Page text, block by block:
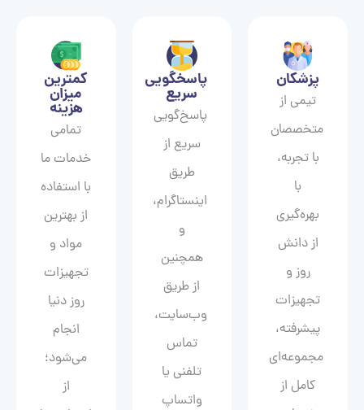
پزشکان
تیمی از
متخصصان
با تجربه،
با
بهره‌گیری
از دانش
روز و
تجهیزات
پیشرفته،
مجموعه‌ای
کامل از
پاسخگویی
سریع
پاسخ‌گویی
سریع از
طریق
اینستاگرام،
و
همچنین
از طریق
وب‌سایت،
تماس
تلفنی یا
واتساپ
کمترین
میزان
هزینه
تمامی
خدمات ما
با استفاده
از بهترین
مواد و
تجهیزات
روز دنیا
انجام
می‌شود؛
از